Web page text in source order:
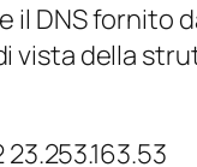
il DNS fornito
vista della
23.253.163.53